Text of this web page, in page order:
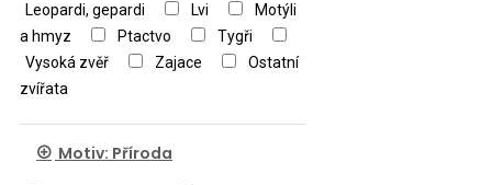
Leopardi, gepardi
Lvi
Motýli
a hmyz
Ptactvo
Tygři
Vysoká zvěř
Zajace
Ostatní
zvířata
Motiv: Příroda